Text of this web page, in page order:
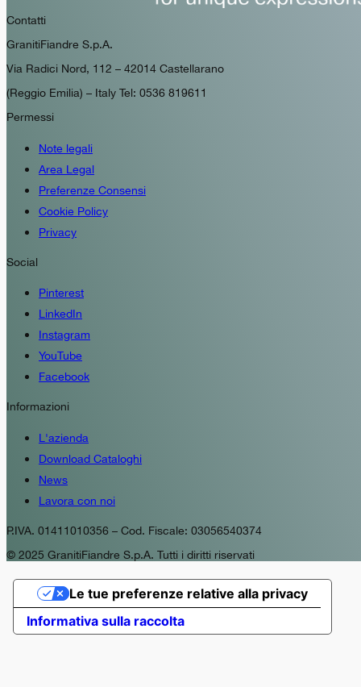
Contatti
GranitiFiandre S.p.A.
Via Radici Nord, 112 – 42014 Castellarano
(Reggio Emilia) – Italy Tel: 0536 819611
Permessi
Note legali
Area Legal
Preferenze Consensi
Cookie Policy
Privacy
Social
Pinterest
LinkedIn
Instagram
YouTube
Facebook
Informazioni
L'azienda
Download Cataloghi
News
Lavora con noi
P.IVA. 01411010356 – Cod. Fiscale: 03056540374
© 2025 GranitiFiandre S.p.A. Tutti i diritti riservati
Informativa sulla raccolta
Le tue preferenze relative alla privacy